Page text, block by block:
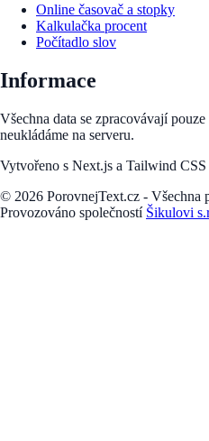
Online časovač a stopky
Kalkulačka procent
Počítadlo slov
Informace
Všechna data se zpracovávají
neukládáme na serveru.
Vytvořeno s Next.js a Tailwind CSS
© 2026 PorovnejText.cz - Všechna
Provozováno společností Šikulovi